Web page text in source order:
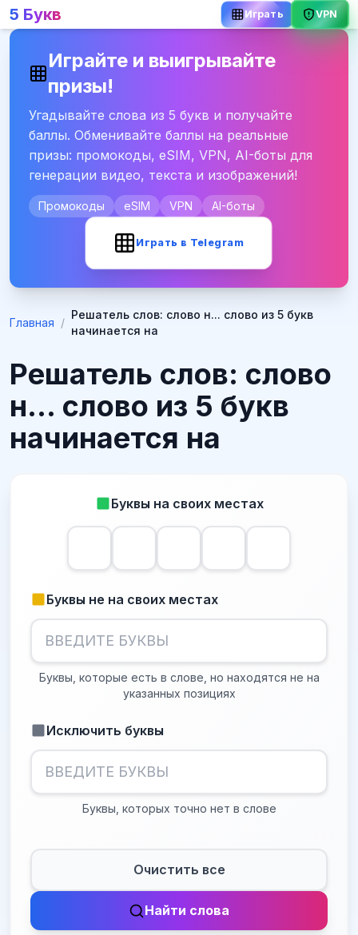
5 Букв Играть VPN
Играйте и выигрывайте
призы!
Угадывайте слова из 5 букв и получайте
баллы. Обменивайте баллы на реальные
призы: промокоды, eSIM, VPN, AI-боты для
генерации видео, текста и изображений!
Промокоды eSIM VPN AI-боты
Играть в Telegram
Главная /
Решатель слов: слово н... слово из 5 букв
начинается на
Решатель слов: слово
н... слово из 5 букв
начинается на
Буквы на своих местах
Буквы не на своих местах
Буквы, которые есть в слове, но находятся не на
указанных позициях
Исключить буквы
Буквы, которых точно нет в слове
Очистить все
Найти слова